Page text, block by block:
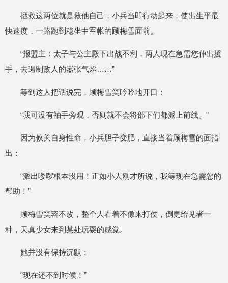
拯救这两位就是救他自己，小兵当即行动起来，使出生平最
快速度，一路跑到稳坐中军帐的顾梅雪面前。
“报盟主：太子与公主殿下出战不利，两人现在急需您伸出援
手，去遏制敌人的嚣张气焰……”
等到这人把话说完，顾梅雪笑吟吟地开口：
“我可没有袖手旁观，否则就不会将部下们都派上前线。”
因为攸关自身性命，小兵胆子变肥，直接当着顾梅雪的面指
出：
“派出喽啰根本没用！正如小人刚才所说，我等现在急需您的
帮助！”
顾梅雪笑容不改，整个人看着不像来打仗，倒更给见者一
种，天真少女来到某处玩耍的感觉。
她并没有保持沉默：
“现在还不到时候！”